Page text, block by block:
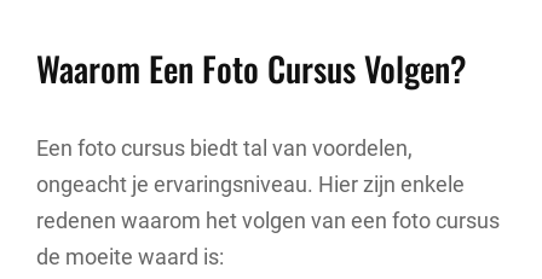
Waarom Een Foto Cursus Volgen?
Een foto cursus biedt tal van voordelen,
ongeacht je ervaringsniveau. Hier zijn enkele
redenen waarom het volgen van een foto cursus
de moeite waard is: